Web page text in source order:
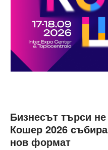
Бизнесът търси
Кошер 2026
нов формат